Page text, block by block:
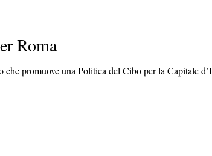
Roma
che promuove una Politica del Cibo per la Capitale